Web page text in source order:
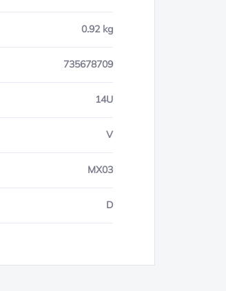
0.92 kg
735678709
14U
V
MX03
D